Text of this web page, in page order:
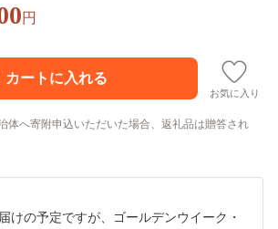
円
お気に入り
体へ寄附申込いただいた場合、返礼品は贈答され
けの予定ですが、ゴールデンウイーク・